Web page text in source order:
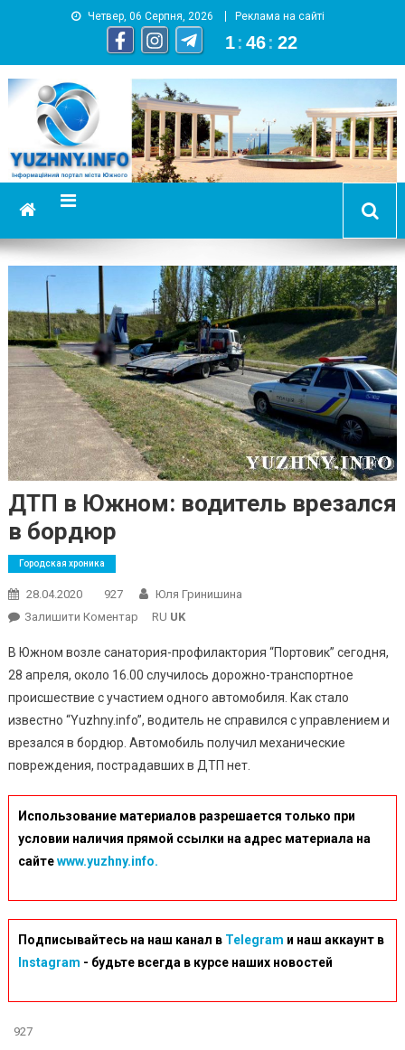
Четвер, 06 Серпня, 2026 Реклама на сайті
1 : 46 : 23
YUZHNY.INFO
информационный портал города Южный
ДТП в Южном: водитель врезался
в бордюр
Городская хроника
28.04.2020 927
Юля Гринишина
Залишити КоментарOn
В
Южном:
Водитель
Врезался
В
Бордюр
RU UK
В Южном возле санатория-профилактория “Портовик” сегодня,
28 апреля, около 16.00 случилось дорожно-транспортное
происшествие с участием одного автомобиля. Как стало
известно “Yuzhny.info”, водитель не справился с управлением и
врезался в бордюр. Автомобиль получил механические
повреждения, пострадавших в ДТП нет.
Использование материалов разрешается только при
условии наличия прямой ссылки на адрес материала на
сайтеwww.yuzhny.info.
Подписывайтесь на наш канал в Telegram и наш аккаунт в
Instagram - будьте всегда в курсе наших новостей
927